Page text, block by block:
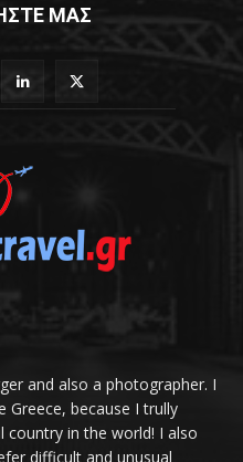
ΜΑΣ
and also a photographer. I
Greece, because I trully
in the world! I also
difficult and unusual